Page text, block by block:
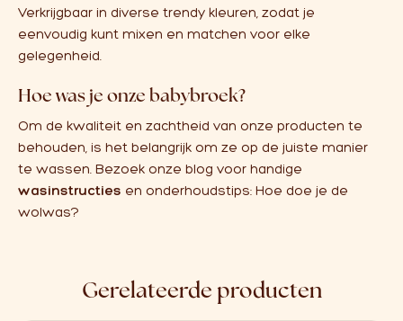
Verkrijgbaar in diverse trendy kleuren, zodat je
eenvoudig kunt mixen en matchen voor elke
gelegenheid.
Hoe was je onze babybroek?
Om de kwaliteit en zachtheid van onze producten te
behouden, is het belangrijk om ze op de juiste manier
te wassen. Bezoek onze blog voor handige
wasinstructies en onderhoudstips: Hoe doe je de
wolwas?
Gerelateerde producten